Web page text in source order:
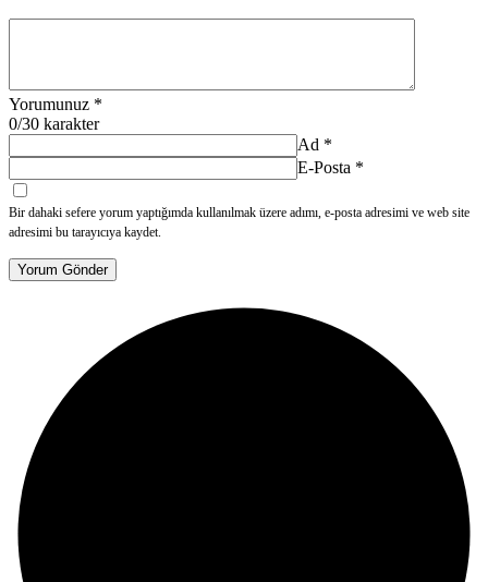
Yorumunuz *
0/30 karakter
Ad *
E-Posta *
Bir dahaki sefere yorum yaptığımda kullanılmak üzere adımı, e-posta adresimi ve web site
adresimi bu tarayıcıya kaydet.
Yorum Gönder